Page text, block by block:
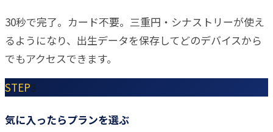
30秒で完了。カード不要。三重円・シナストリーが使え
るようになり、出生データを保存してどのデバイスから
でもアクセスできます。
STEP3
気に入ったらプランを選ぶ